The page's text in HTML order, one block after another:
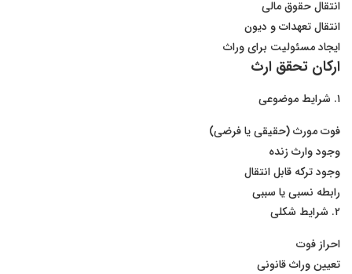
انتقال حقوق مالی
انتقال تعهدات و دیون
ایجاد مسئولیت برای وراث
ارکان تحقق ارث
۱. شرایط موضوعی
فوت مورث (حقیقی یا فرضی)
وجود وارث زنده
وجود ترکه قابل انتقال
رابطه نسبی یا سببی
۲. شرایط شکلی
احراز فوت
تعیین وراث قانونی